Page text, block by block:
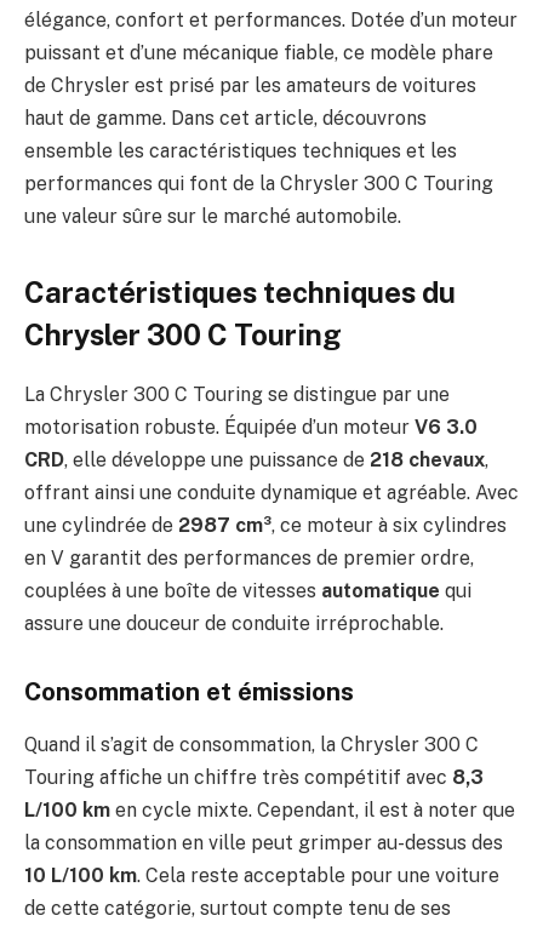
élégance, confort et performances. Dotée d’un moteur
puissant et d’une mécanique fiable, ce modèle phare
de Chrysler est prisé par les amateurs de voitures
haut de gamme. Dans cet article, découvrons
ensemble les caractéristiques techniques et les
performances qui font de la Chrysler 300 C Touring
une valeur sûre sur le marché automobile.
Caractéristiques techniques du
Chrysler 300 C Touring
La Chrysler 300 C Touring se distingue par une
motorisation robuste. Équipée d’un moteur V6 3.0
CRD, elle développe une puissance de 218 chevaux,
offrant ainsi une conduite dynamique et agréable. Avec
une cylindrée de 2987 cm³, ce moteur à six cylindres
en V garantit des performances de premier ordre,
couplées à une boîte de vitesses automatique qui
assure une douceur de conduite irréprochable.
Consommation et émissions
Quand il s’agit de consommation, la Chrysler 300 C
Touring affiche un chiffre très compétitif avec 8,3
L/100 km en cycle mixte. Cependant, il est à noter que
la consommation en ville peut grimper au-dessus des
10 L/100 km. Cela reste acceptable pour une voiture
de cette catégorie, surtout compte tenu de ses